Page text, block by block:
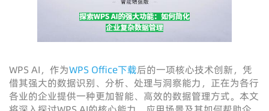
WPS AI，作为WPS Office下载后的一项核心技术创新，凭
借其强大的数据识别、分析、处理与洞察能力，正在为各行
各业的企业提供一种更加智能、高效的数据管理方式。本文